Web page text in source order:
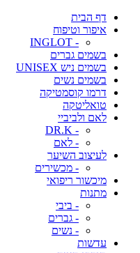
דף הבית
איפור וטיפוח
- INGLOT
בשמים גברים
בשמים ניש UNISEX
בשמים נשים
דרמו קוסמטיקה
טואליטקה
לאם ולביביי
- DR.K
- לאם
לעיצוב השיער
- מכשירים
מיכשור ריפואי
מתנות
- ביבי
- גברים
- נשים
עדשות